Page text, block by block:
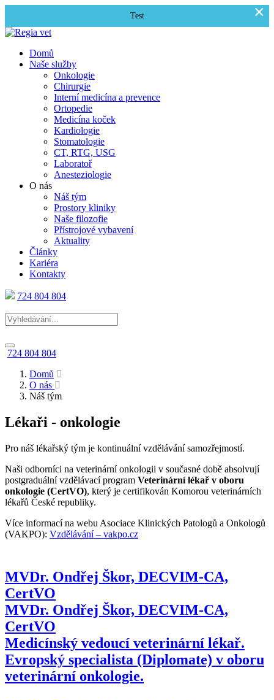
Test ×
Domů
Naše služby
Onkologie
Chirurgie
Interní medicína a prevence
Ortopedie
Medicína koček
Kardiologie
Stomatologie
CT, RTG, USG
Laboratoř
Anesteziologie
O nás
Náš tým
Prostory kliniky
Naše filozofie
Přístrojové vybavení
Aktuality
Články
Kariéra
Kontakty
724 804 804
724 804 804
Domů
O nás
Náš tým
Lékaři - onkologie
Pro náš lékařský tým je kontinuální vzdělávání samozřejmostí.
Naši odborníci na veterinární onkologii v současné době absolvují
postgraduální vzdělávací program Veterinární lékař v oboru
onkologie (CertVO), který je certifikován Komorou veterinárních
lékařů České republiky.
Více informací na webu Asociace Klinických Patologů a Onkologů
(VAKPO): Vzdělávání – vakpo.cz
MVDr. Ondřej Škor, DECVIM-CA,
CertVO
MVDr. Ondřej Škor, DECVIM-CA,
CertVO
Medicínský vedoucí veterinární lékař.
Evropský specialista (Diplomate) v oboru
veterinární onkologie.